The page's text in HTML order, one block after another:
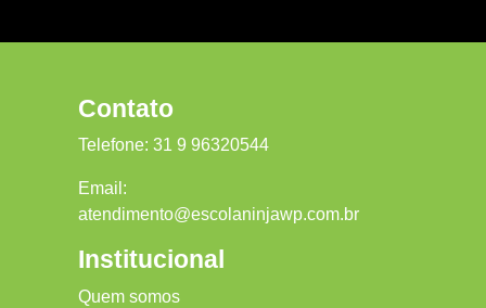
Contato
Telefone: 31 9 96320544
Email:
atendimento@escolaninjawp.com.br
Institucional
Quem somos